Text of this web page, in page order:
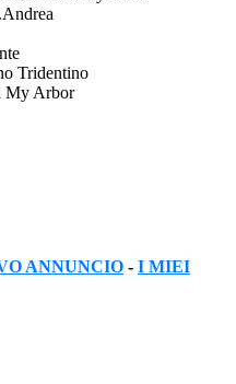
Tridentino
My Arbor
ANNUNCIO - I MIEI